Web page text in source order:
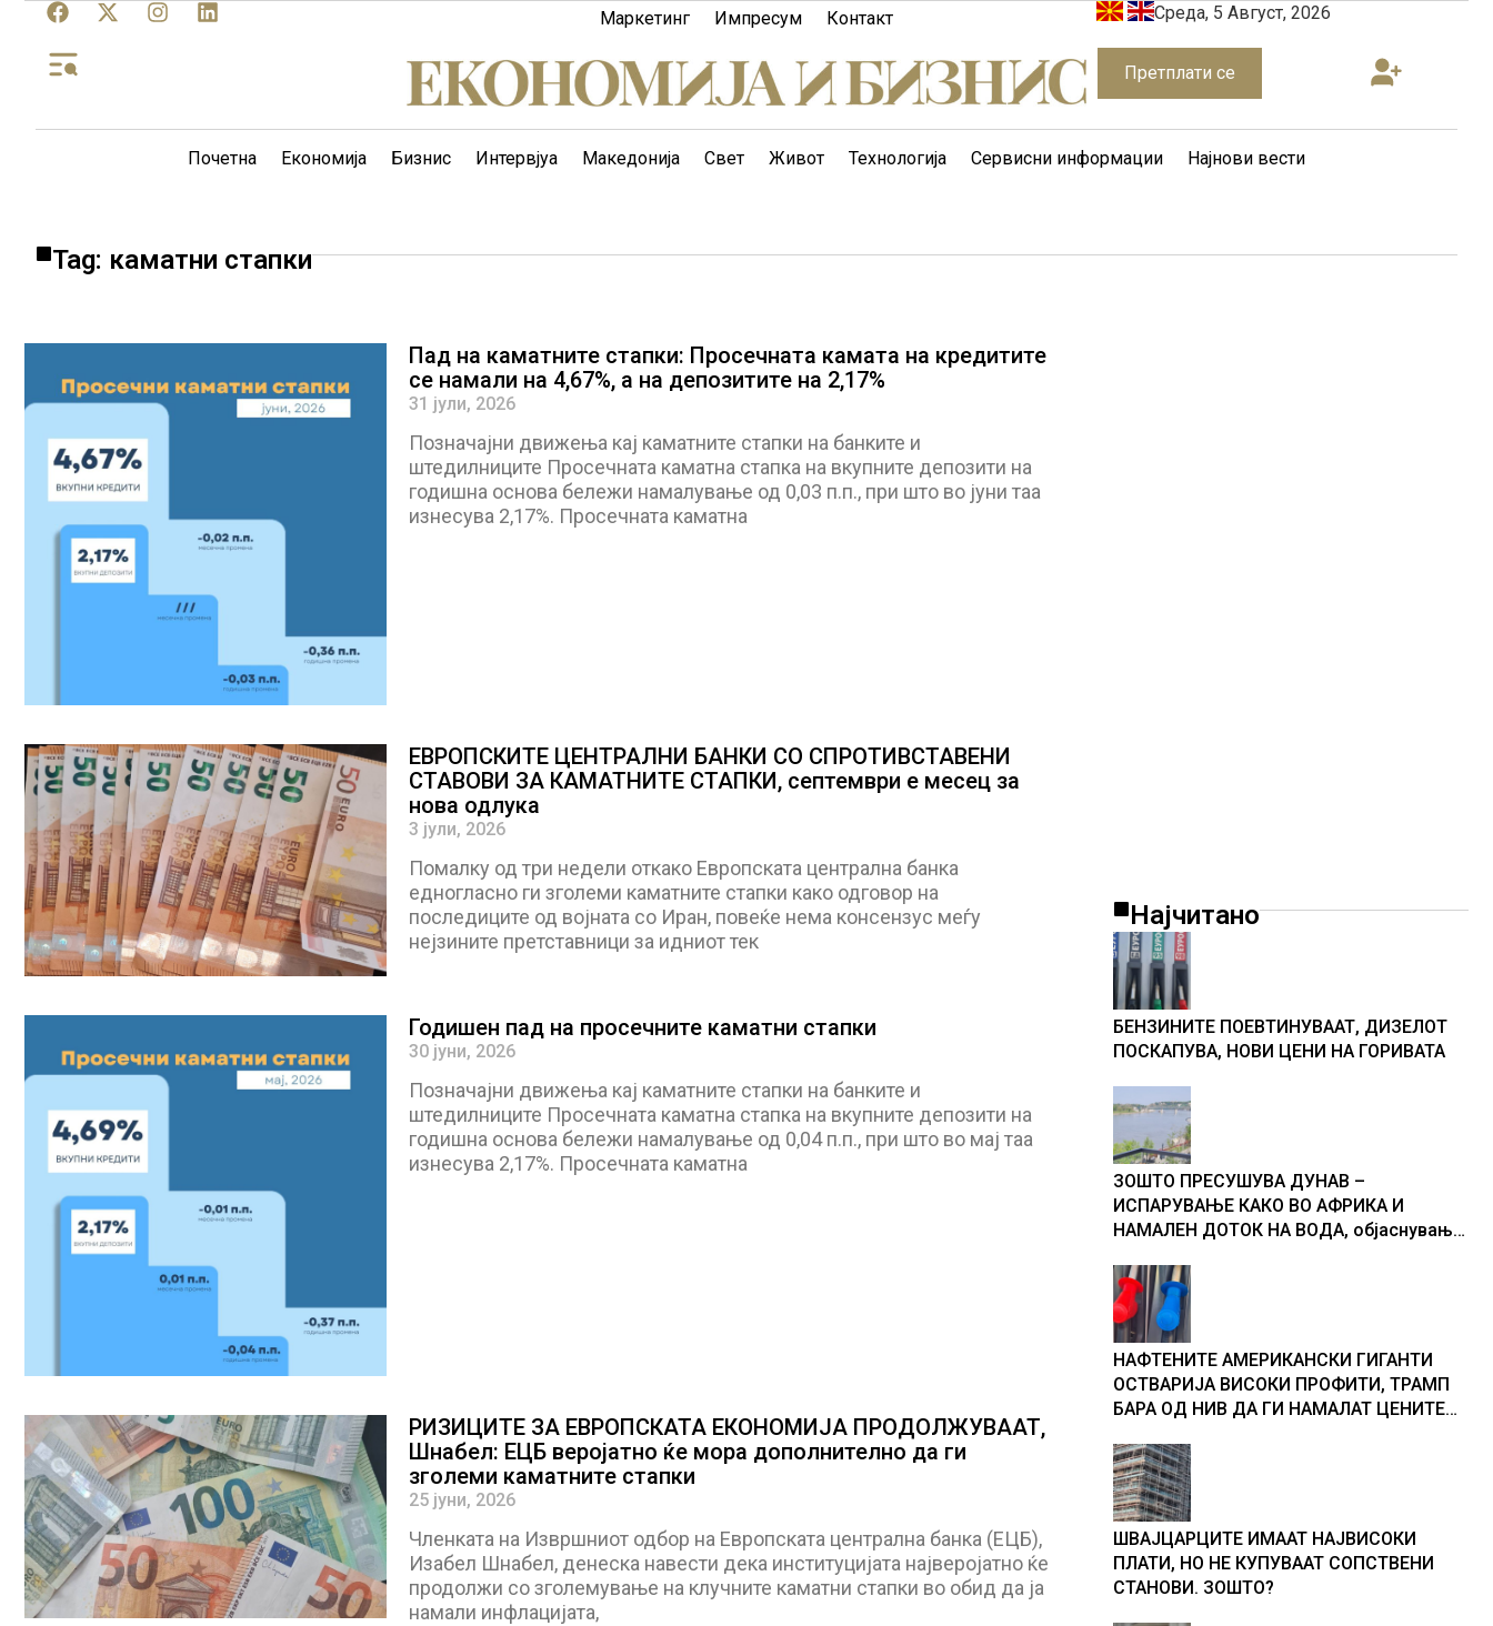
Маркетинг Импресум Контакт Среда, 5 Август, 2026
Претплати се
Почетна Економија Бизнис Интервјуа Македонија Свет Живот Технологија Сервисни информации Најнови вести
Tag: каматни стапки
Пад на каматните стапки: Просечната камата на кредитите
се намали на 4,67%, а на депозитите на 2,17%
31 јули, 2026
Позначајни движења кај каматните стапки на банките и
штедилниците Просечната каматна стапка на вкупните депозити на
годишна основа бележи намалување од 0,03 п.п., при што во јуни таа
изнесува 2,17%. Просечната каматна
ЕВРОПСКИТЕ ЦЕНТРАЛНИ БАНКИ СО СПРОТИВСТАВЕНИ
СТАВОВИ ЗА КАМАТНИТЕ СТАПКИ, септември е месец за
нова одлука
3 јули, 2026
Помалку од три недели откако Европската централна банка
едногласно ги зголеми каматните стапки како одговор на
последиците од војната со Иран, повеќе нема консензус меѓу
нејзините претставници за идниот тек
Годишен пад на просечните каматни стапки
30 јуни, 2026
Позначајни движења кај каматните стапки на банките и
штедилниците Просечната каматна стапка на вкупните депозити на
годишна основа бележи намалување од 0,04 п.п., при што во мај таа
изнесува 2,17%. Просечната каматна
РИЗИЦИТЕ ЗА ЕВРОПСКАТА ЕКОНОМИЈА ПРОДОЛЖУВААТ,
Шнабел: ЕЦБ веројатно ќе мора дополнително да ги
зголеми каматните стапки
25 јуни, 2026
Членката на Извршниот одбор на Европската централна банка (ЕЦБ),
Изабел Шнабел, денеска навести дека институцијата најверојатно ќе
продолжи со зголемување на клучните каматни стапки во обид да ја
намали инфлацијата,
Најчитано
БЕНЗИНИТЕ ПОЕВТИНУВААТ, ДИЗЕЛОТ
ПОСКАПУВА, НОВИ ЦЕНИ НА ГОРИВАТА
ЗОШТО ПРЕСУШУВА ДУНАВ –
ИСПАРУВАЊЕ КАКО ВО АФРИКА И
НАМАЛЕН ДОТОК НА ВОДА, објаснување
НАФТЕНИТЕ АМЕРИКАНСКИ ГИГАНТИ
ОСТВАРИЈА ВИСОКИ ПРОФИТИ, ТРАМП
БАРА ОД НИВ ДА ГИ НАМАЛАТ ЦЕНИТЕ
ШВАЈЦАРЦИТЕ ИМААТ НАЈВИСОКИ
ПЛАТИ, НО НЕ КУПУВААТ СОПСТВЕНИ
СТАНОВИ. ЗОШТО?